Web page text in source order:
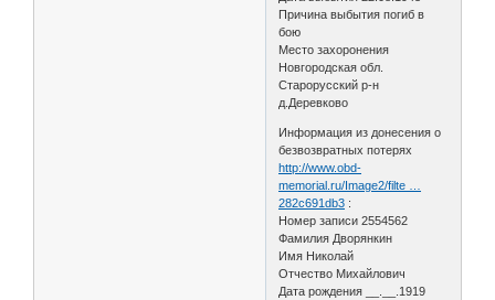
Причина выбытия погиб в
бою
Место захоронения
Новгородская обл.
Старорусский р-н
д.Деревково
Информация из донесения о
безвозвратных потерях
http://www.obd-
memorial.ru/Image2/filte …
282c691db3 :
Номер записи 2554562
Фамилия Дворянкин
Имя Николай
Отчество Михайлович
Дата рождения __.__.1919